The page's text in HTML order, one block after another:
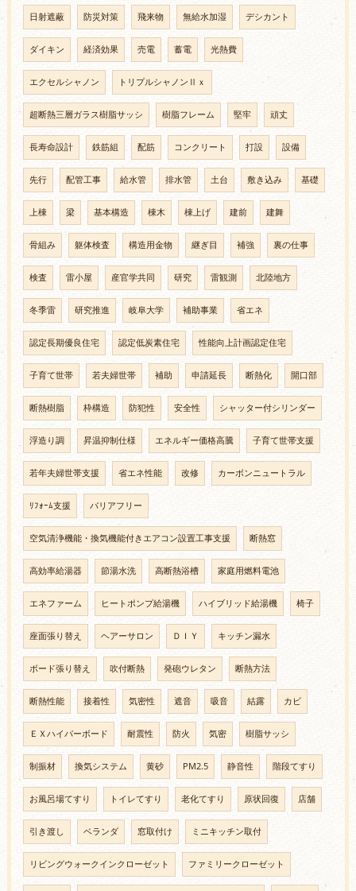
日射遮蔽 防災対策 飛来物 無給水加湿 デシカント
ダイキン 経済効果 売電 蓄電 光熱費
エクセルシャノン トリプルシャノンⅡｘ
超断熱三層ガラス樹脂サッシ 樹脂フレーム 堅牢 頑丈
長寿命設計 鉄筋組 配筋 コンクリート 打設 設備
先行 配管工事 給水管 排水管 土台 敷き込み 基礎
上棟 梁 基本構造 棟木 棟上げ 建前 建舞
骨組み 躯体検査 構造用金物 継ぎ目 補強 裏の仕事
検査 雷小屋 産官学共同 研究 雷観測 北陸地方
冬季雷 研究推進 岐阜大学 補助事業 省エネ
認定長期優良住宅 認定低炭素住宅 性能向上計画認定住宅
子育て世帯 若夫婦世帯 補助 申請延長 断熱化 開口部
断熱樹脂 枠構造 防犯性 安全性 シャッター付シリンダー
浮造り調 昇温抑制仕様 エネルギー価格高騰 子育て世帯支援
若年夫婦世帯支援 省エネ性能 改修 カーボンニュートラル
ﾘﾌｫｰﾑ支援 バリアフリー
空気清浄機能・換気機能付きエアコン設置工事支援 断熱窓
高効率給湯器 節湯水洗 高断熱浴槽 家庭用燃料電池
エネファーム ヒートポンプ給湯機 ハイブリッド給湯機 椅子
座面張り替え ヘアーサロン ＤＩＹ キッチン漏水
ボード張り替え 吹付断熱 発砲ウレタン 断熱方法
断熱性能 接着性 気密性 遮音 吸音 結露 カビ
ＥＸハイパーボード 耐震性 防火 気密 樹脂サッシ
制振材 換気システム 黄砂 PM2.5 静音性 階段てすり
お風呂場てすり トイレてすり 老化てすり 原状回復 店舗
引き渡し ベランダ 窓取付け ミニキッチン取付
リビングウォークインクローゼット ファミリークローゼット